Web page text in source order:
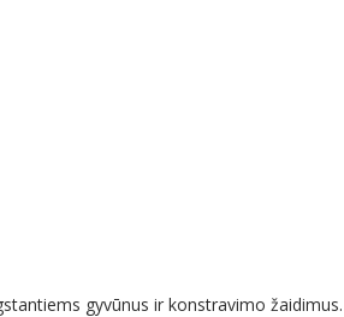
gyvūnus ir konstravimo